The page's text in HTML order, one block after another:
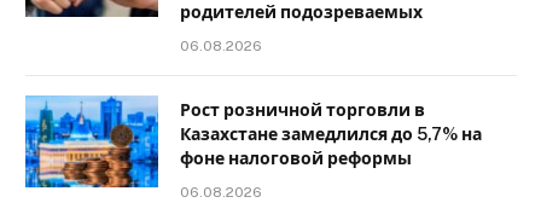
родителей подозреваемых
06.08.2026
Рост розничной торговли в
Казахстане замедлился до 5,7% на
фоне налоговой реформы
06.08.2026